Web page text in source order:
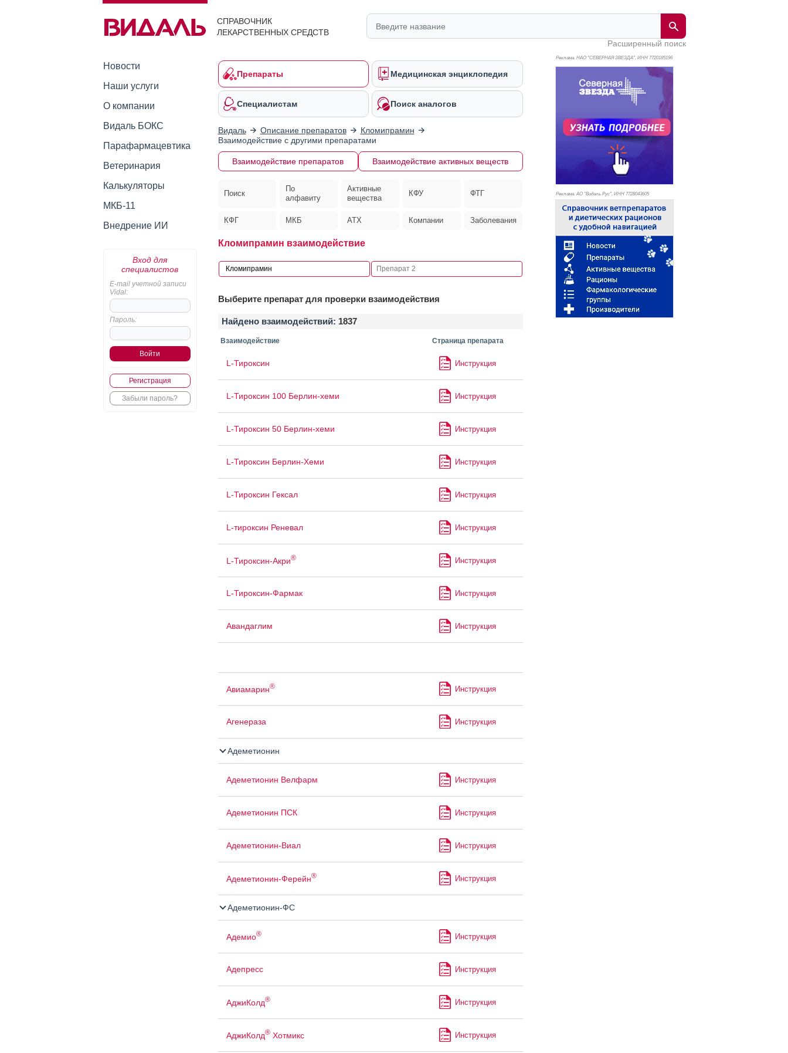
СПРАВОЧНИК
ЛЕКАРСТВЕННЫХ СРЕДСТВ
Расширенный поиск
Новости
Наши услуги
О компании
Видаль БОКС
Парафармацевтика
Ветеринария
Калькуляторы
МКБ-11
Внедрение ИИ
Вход для
специалистов
E-mail учетной записи
Vidal:
Пароль:
Регистрация
Забыли пароль?
Препараты Медицинская энциклопедия
Специалистам Поиск аналогов
Видаль Описание препаратов
Кломипрамин
Взаимодействие с другими препаратами
Взаимодействие препаратов Взаимодействие активных веществ
Поиск
По
алфавиту
Активные
вещества
КФУ ФТГ
КФГ МКБ АТХ Компании Заболевания
Кломипрамин взаимодействие
Выберите препарат для проверки взаимодействия
Найдено взаимодействий: 1837
Взаимодействие Страница препарата
L-Тироксин Инструкция
L-Тироксин 100 Берлин-хеми Инструкция
L-Тироксин 50 Берлин-хеми Инструкция
L-Тироксин Берлин-Хеми Инструкция
L-Тироксин Гексал Инструкция
L-тироксин Реневал Инструкция
L-Тироксин-Акри® Инструкция
L-Тироксин-Фармак Инструкция
Авандаглим Инструкция
Авиамарин® Инструкция
Агенераза Инструкция
Адеметионин
Адеметионин Велфарм Инструкция
Адеметионин ПСК Инструкция
Адеметионин-Виал Инструкция
Адеметионин-Ферейн® Инструкция
Адеметионин-ФС
Адемио® Инструкция
Адепресс Инструкция
АджиКолд® Инструкция
АджиКолд®Хотмикс Инструкция
Реклама. НАО "СЕВЕРНАЯ ЗВЕЗДА", ИНН 7720185196
Реклама. АО "Видаль Рус", ИНН 7728043605